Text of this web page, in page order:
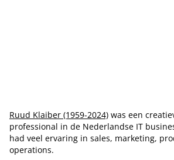
Ruud Klaiber (1959-2024) was een
professional in de Nederlandse IT
had veel ervaring in sales, marketing,
operations.